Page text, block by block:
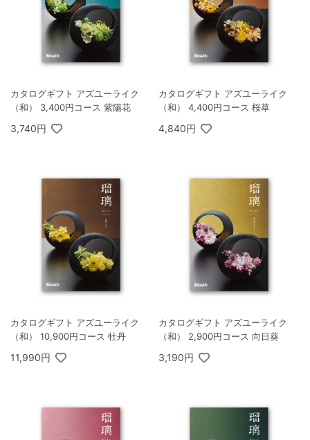
カタログギフト アズユーライク
（和） 3,400円コース 紫陽花
3,740円
カタログギフト アズユーライク
（和） 4,400円コース 桜草
4,840円
カタログギフト アズユーライク
（和） 10,900円コース 牡丹
11,990円
カタログギフト アズユーライク
（和） 2,900円コース 向日葵
3,190円